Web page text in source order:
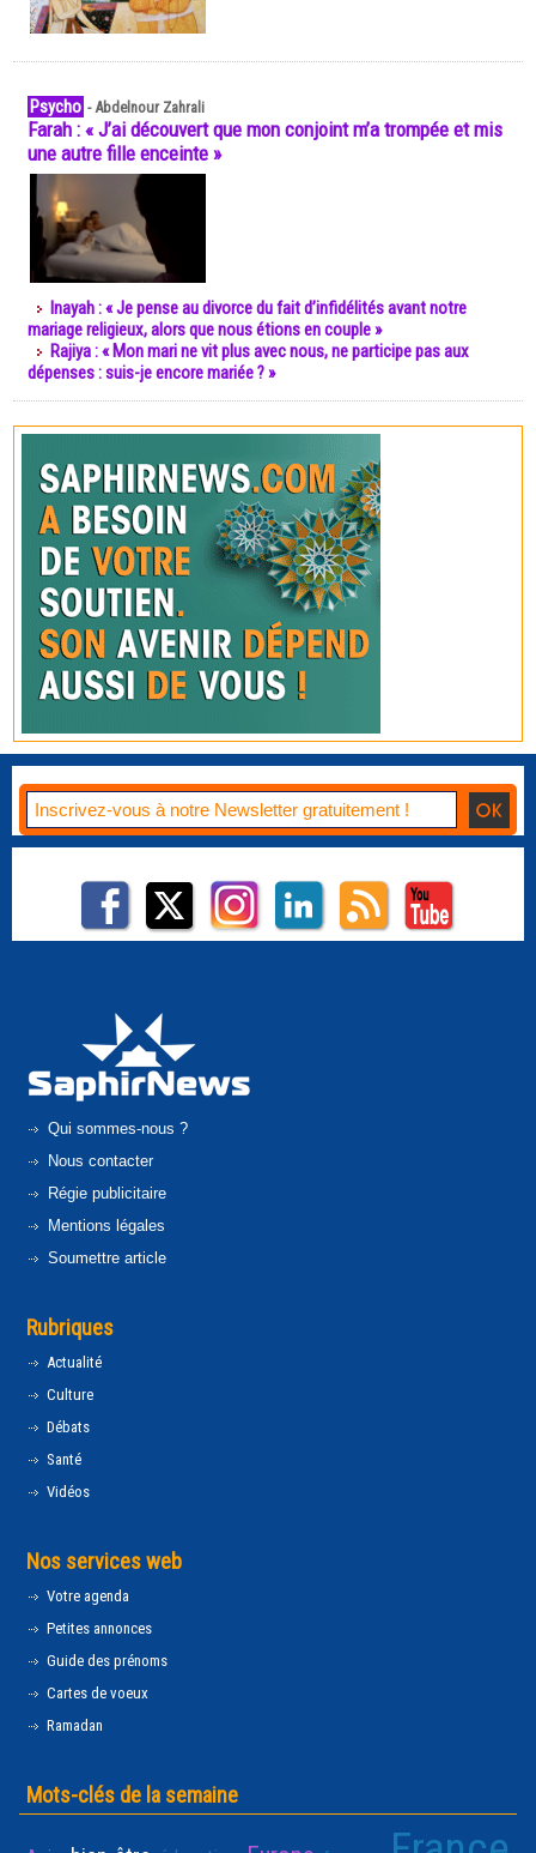
Psycho -Abdelnour Zahrali
Farah : « J’ai découvert que mon conjoint m’a trompée et mis
une autre fille enceinte »
Inayah : « Je pense au divorce du fait d’infidélités avant notre
mariage religieux, alors que nous étions en couple »
Rajiya : « Mon mari ne vit plus avec nous, ne participe pas aux
dépenses : suis-je encore mariée ? »
Qui sommes-nous ?
Nous contacter
Régie publicitaire
Mentions légales
Soumettre article
Rubriques
Actualité
Culture
Débats
Santé
Vidéos
Nos services web
Votre agenda
Petites annonces
Guide des prénoms
Cartes de voeux
Ramadan
Mots-clés de la semaine